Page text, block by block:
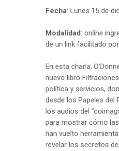
Fecha: Lunes 15 de
Modalidad: online
de un link facilitado por
En esta charla,
nuevo libro
política y servicios,
desde los Papeles del
los audios del
para mostrar cómo
han vuelto
revelar los secretos